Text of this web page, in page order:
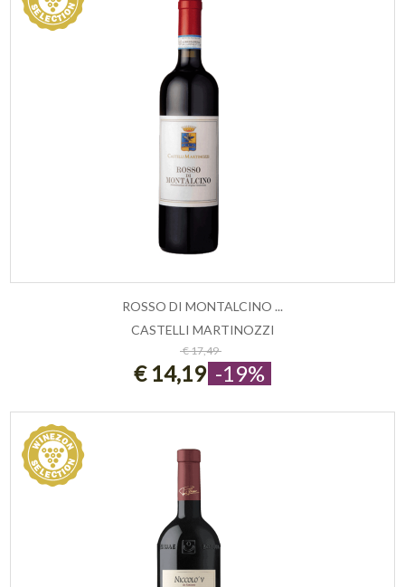
ESAURITO
ROSSO DI MONTALCINO ...
CASTELLI MARTINOZZI
€ 17,49
€ 14,19 -19%